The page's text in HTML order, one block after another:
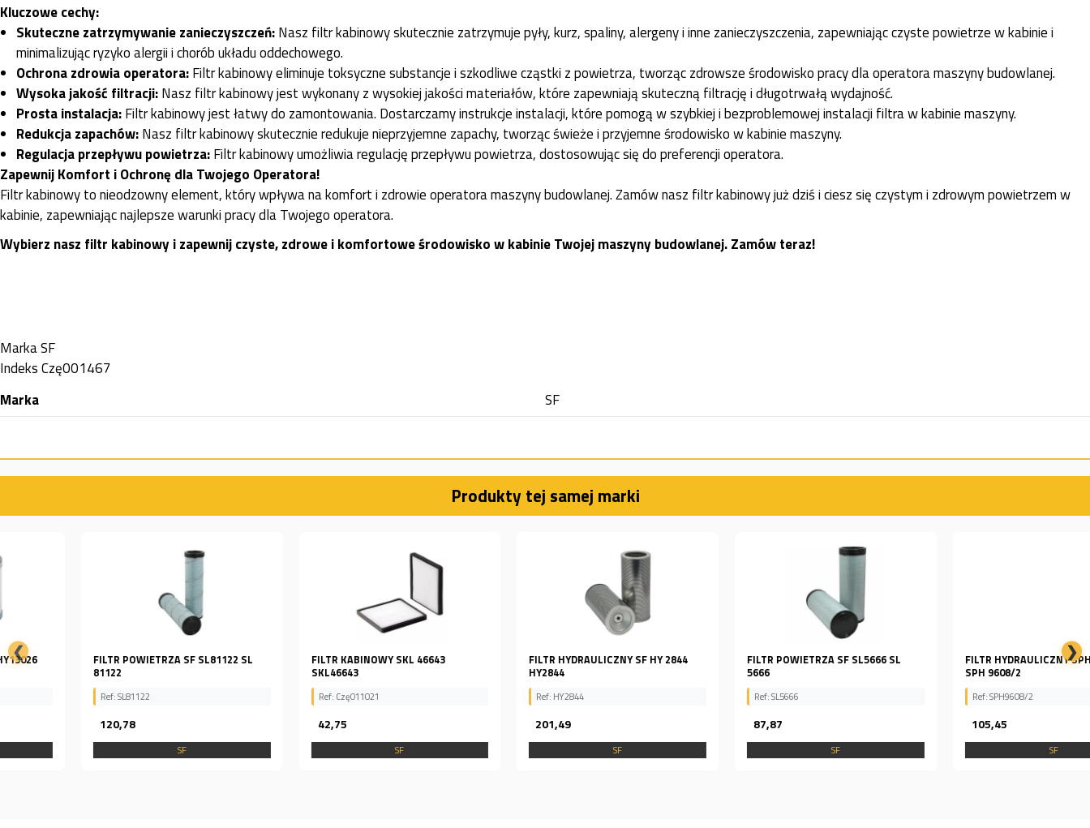
Kluczowe cechy:
Skuteczne zatrzymywanie zanieczyszczeń:Nasz filtr kabinowy skutecznie zatrzymuje pyły, kurz, spaliny, alergeny i inne zanieczyszczenia, zapewniając czyste powietrze w kabinie i
minimalizując ryzyko alergii i chorób układu oddechowego.
Ochrona zdrowia operatora:Filtr kabinowy eliminuje toksyczne substancje i szkodliwe cząstki z powietrza, tworząc zdrowsze środowisko pracy dla operatora maszyny budowlanej.
Wysoka jakość filtracji:Nasz filtr kabinowy jest wykonany z wysokiej jakości materiałów, które zapewniają skuteczną filtrację i długotrwałą wydajność.
Prosta instalacja:Filtr kabinowy jest łatwy do zamontowania. Dostarczamy instrukcje instalacji, które pomogą w szybkiej i bezproblemowej instalacji filtra w kabinie maszyny.
Redukcja zapachów:Nasz filtr kabinowy skutecznie redukuje nieprzyjemne zapachy, tworząc świeże i przyjemne środowisko w kabinie maszyny.
Regulacja przepływu powietrza:Filtr kabinowy umożliwia regulację przepływu powietrza, dostosowując się do preferencji operatora.
Zapewnij Komfort i Ochronę dla Twojego Operatora!
Filtr kabinowy to nieodzowny element, który wpływa na komfort i zdrowie operatora maszyny budowlanej. Zamów nasz filtr kabinowy już dziś i ciesz się czystym i zdrowym powietrzem w
kabinie, zapewniając najlepsze warunki pracy dla Twojego operatora.
Wybierz nasz filtr kabinowy i zapewnij czyste, zdrowe i komfortowe środowisko w kabinie Twojej maszyny budowlanej. Zamów teraz!
MarkaSF
IndeksCzę001467
Marka
SF
Produkty tej samej marki
FILTR POWIETRZA SF SL81122 SL
FILTR KABINOWY SKL 46643
FILTR HYDRAULICZNY SF HY 2844
FILTR POWIETRZA SF SL5666 SL
FILTR HYDRAULICZNY SPH9608/2
❮ ❯